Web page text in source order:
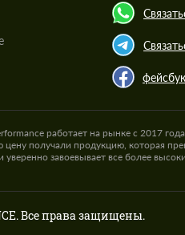
фейсбук
работает на рынке с 2017
цену получали продукцию, которая
завоевывает все более
Все права защищены.